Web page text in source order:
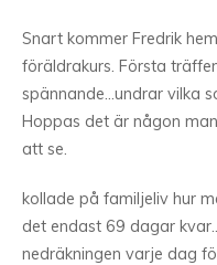
Snart kommer Fredrik
föräldrakurs. Första
spännande…undrar vilka
Hoppas det är någon
att se.
kollade på familjeliv hur
det endast 69 dagar
nedräkningen varje dag